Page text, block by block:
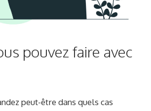
pouvez faire avec
peut-être dans quels cas